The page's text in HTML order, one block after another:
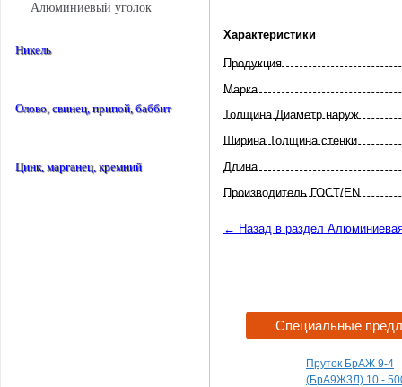
Алюминиевый уголок
Никель
Олово, свинец, припой, баббит
Цинк, марганец, кремний
Характеристики
Продукция
Марка
Толщина Диаметр наруж
Ширина Толщина стенки
Длина
Произво­дитель ГОСТ/EN
← Назад в раздел
Специальные
Пруток БрАЖ 9-4
(БрА9Ж3Л) 10 -